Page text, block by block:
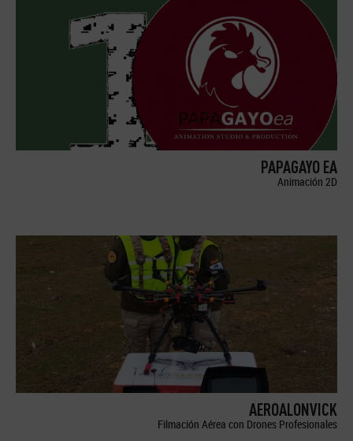
PAPAGAYO EA
Animación 2D
AEROALONVICK
Filmación Aérea con Drones Profesionales